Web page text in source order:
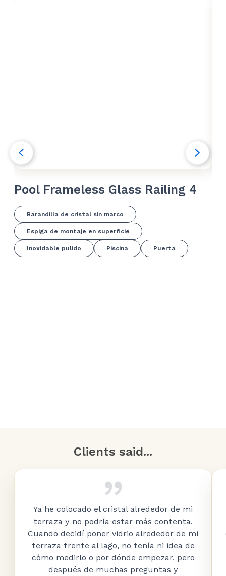
Pool Frameless Glass Railing 4
Barandilla de cristal sin marco
Espiga de montaje en superficie
Inoxidable pulido Piscina Puerta
Clients said...
Ya he colocado el cristal alrededor de mi
terraza y no podría estar más contenta.
Cuando decidí poner vidrio alrededor de mi
terraza frente al lago, no tenía ni idea de
cómo medirlo o por dónde empezar, pero
después de muchas preguntas y